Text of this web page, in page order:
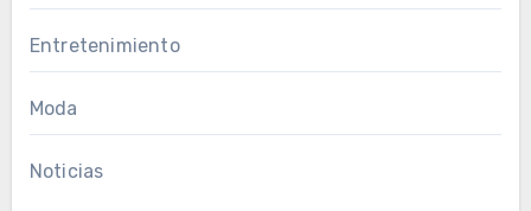
Entretenimiento
Moda
Noticias